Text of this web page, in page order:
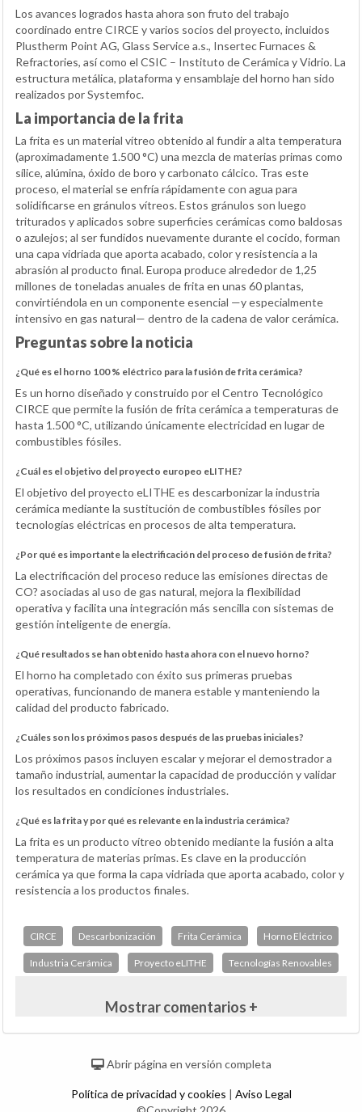
Los avances logrados hasta ahora son fruto del trabajo
coordinado entre CIRCE y varios socios del proyecto, incluidos
Plustherm Point AG, Glass Service a.s., Insertec Furnaces &
Refractories, así como el CSIC – Instituto de Cerámica y Vidrio. La
estructura metálica, plataforma y ensamblaje del horno han sido
realizados por Systemfoc.
La importancia de la frita
La frita es un material vítreo obtenido al fundir a alta temperatura
(aproximadamente 1.500 °C) una mezcla de materias primas como
sílice, alúmina, óxido de boro y carbonato cálcico. Tras este
proceso, el material se enfría rápidamente con agua para
solidificarse en gránulos vítreos. Estos gránulos son luego
triturados y aplicados sobre superficies cerámicas como baldosas
o azulejos; al ser fundidos nuevamente durante el cocido, forman
una capa vidriada que aporta acabado, color y resistencia a la
abrasión al producto final. Europa produce alrededor de 1,25
millones de toneladas anuales de frita en unas 60 plantas,
convirtiéndola en un componente esencial —y especialmente
intensivo en gas natural— dentro de la cadena de valor cerámica.
Preguntas sobre la noticia
¿Qué es el horno 100 % eléctrico para la fusión de frita cerámica?
Es un horno diseñado y construido por el Centro Tecnológico
CIRCE que permite la fusión de frita cerámica a temperaturas de
hasta 1.500 °C, utilizando únicamente electricidad en lugar de
combustibles fósiles.
¿Cuál es el objetivo del proyecto europeo eLITHE?
El objetivo del proyecto eLITHE es descarbonizar la industria
cerámica mediante la sustitución de combustibles fósiles por
tecnologías eléctricas en procesos de alta temperatura.
¿Por qué es importante la electrificación del proceso de fusión de frita?
La electrificación del proceso reduce las emisiones directas de
CO? asociadas al uso de gas natural, mejora la flexibilidad
operativa y facilita una integración más sencilla con sistemas de
gestión inteligente de energía.
¿Qué resultados se han obtenido hasta ahora con el nuevo horno?
El horno ha completado con éxito sus primeras pruebas
operativas, funcionando de manera estable y manteniendo la
calidad del producto fabricado.
¿Cuáles son los próximos pasos después de las pruebas iniciales?
Los próximos pasos incluyen escalar y mejorar el demostrador a
tamaño industrial, aumentar la capacidad de producción y validar
los resultados en condiciones industriales.
¿Qué es la frita y por qué es relevante en la industria cerámica?
La frita es un producto vítreo obtenido mediante la fusión a alta
temperatura de materias primas. Es clave en la producción
cerámica ya que forma la capa vidriada que aporta acabado, color y
resistencia a los productos finales.
CIRCE Descarbonización Frita Cerámica Horno Eléctrico
Industria Cerámica Proyecto eLITHE Tecnologías Renovables
Mostrar comentarios +
Abrir página en versión completa
Política de privacidad y cookies | Aviso Legal